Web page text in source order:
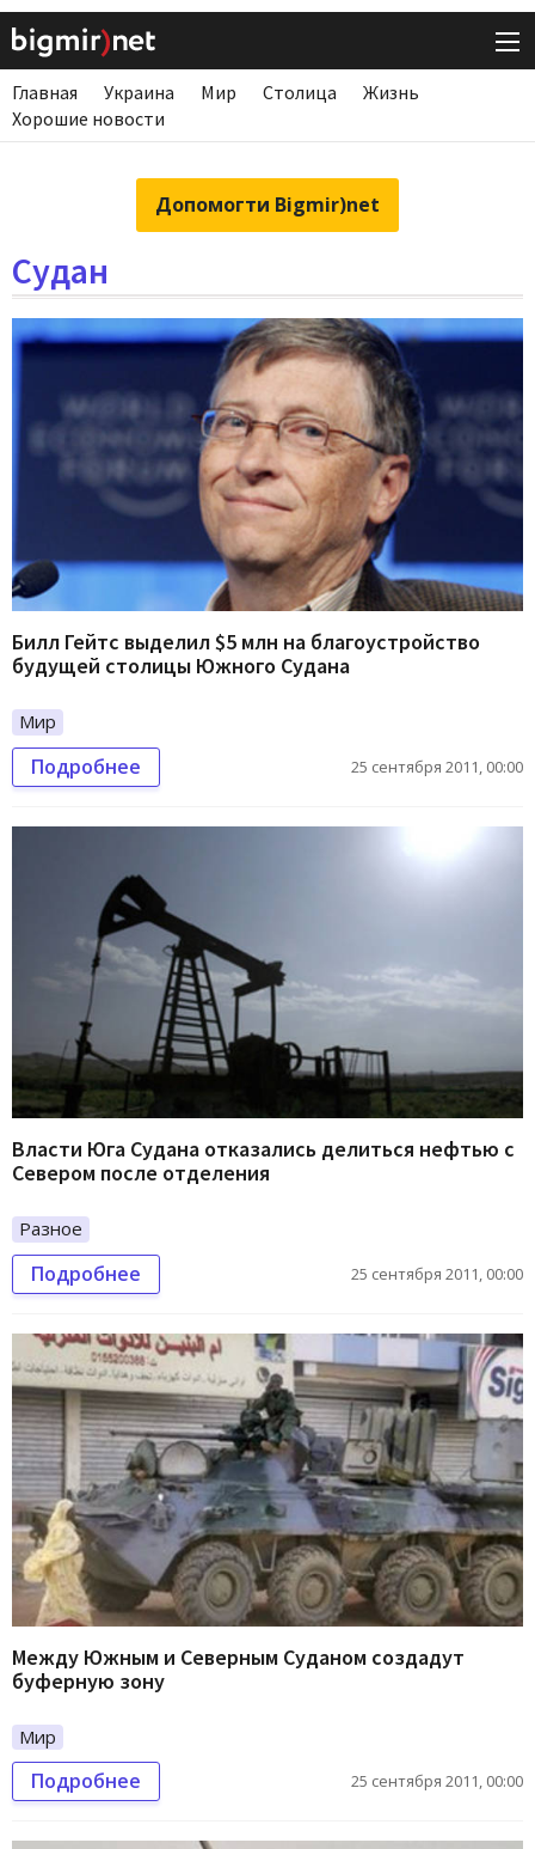
Главная Украина Мир Столица
Жизнь
Хорошие новости
Допомогти Bigmir)net
Судан
Билл Гейтс выделил $5 млн на благоустройство
будущей столицы Южного Судана
Мир
Подробнее 25 сентября 2011, 00:00
Власти Юга Судана отказались делиться нефтью с
Севером после отделения
Разное
Подробнее 25 сентября 2011, 00:00
Между Южным и Северным Суданом создадут
буферную зону
Мир
Подробнее 25 сентября 2011, 00:00